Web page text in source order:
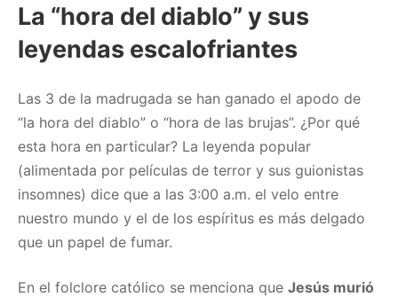
La “hora del diablo” y sus
leyendas escalofriantes
Las 3 de la madrugada se han ganado el apodo de
“la hora del diablo” o “hora de las brujas”. ¿Por qué
esta hora en particular? La leyenda popular
(alimentada por películas de terror y sus guionistas
insomnes) dice que a las 3:00 a.m. el velo entre
nuestro mundo y el de los espíritus es más delgado
que un papel de fumar.
En el folclore católico se menciona que Jesús murió